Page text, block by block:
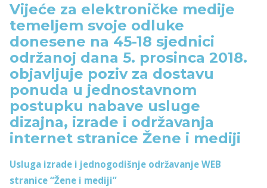
Vijeće za elektroničke medije
temeljem svoje odluke
donesene na 45-18 sjednici
održanoj dana 5. prosinca 2018.
objavljuje poziv za dostavu
ponuda u jednostavnom
postupku nabave usluge
dizajna, izrade i održavanja
internet stranice Žene i mediji
Usluga izrade i jednogodišnje održavanje WEB
stranice “Žene i mediji”